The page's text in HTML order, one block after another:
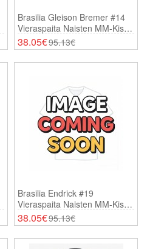
Brasilia Gleison Bremer #14
Vieraspaita Naisten MM-Kisat
2026 Lyhythihainen
38.05€95.13€
Brasilia Endrick #19
Vieraspaita Naisten MM-Kisat
2026 Lyhythihainen
38.05€95.13€